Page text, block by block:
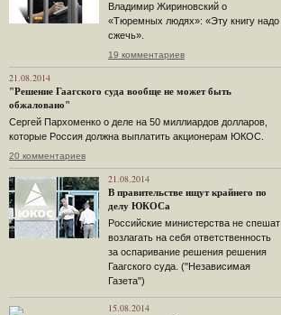
Владимир Жириновский о
«Тюремных людях»: «Эту книгу надо
сжечь».
19 комментариев
21.08.2014
"Решение Гаагского суда вообще не может быть
обжаловано"
Сергей Пархоменко о деле на 50 миллиардов долларов,
которые Россия должна выплатить акционерам ЮКОС.
20 комментариев
21.08.2014
В правительстве ищут крайнего по
делу ЮКОСа
Российские министерства не спешат
возлагать на себя ответственность
за оспаривание решения решения
Гаагского суда. ("Независимая
Газета")
15.08.2014